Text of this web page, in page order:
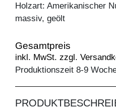
Holzart: Amerikanischer
massiv, geölt
Gesamtpreis
inkl. MwSt. zzgl.
Produktionszeit 8-9